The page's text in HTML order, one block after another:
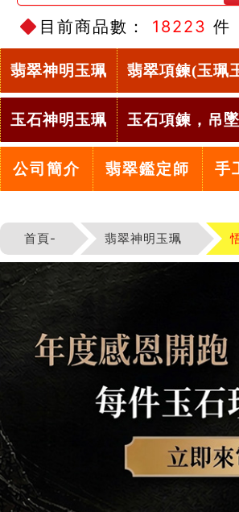
目前商品數： 18223 件
翡翠神明玉珮 翡翠項鍊(玉珮
玉石神明玉珮 玉石項鍊，吊墜
公司簡介 翡翠鑑定師 手
首頁- 翡翠神明玉珮